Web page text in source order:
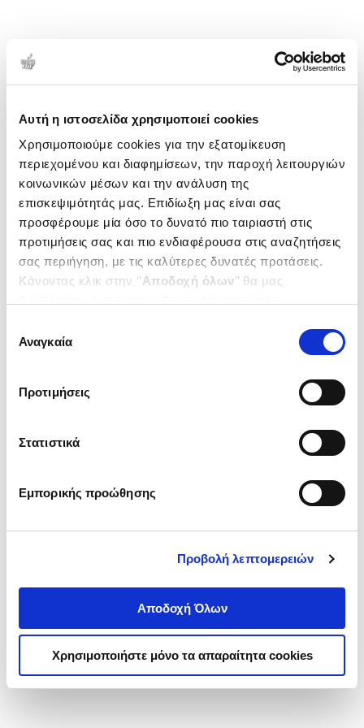
Αυτή η ιστοσελίδα χρησιμοποιεί cookies
Χρησιμοποιούμε cookies για την εξατομίκευση
περιεχομένου και διαφημίσεων, την παροχή λειτουργιών
κοινωνικών μέσων και την ανάλυση της
επισκεψιμότητάς μας. Επιδίωξη μας είναι σας
προσφέρουμε μία όσο το δυνατό πιο ταιριαστή στις
προτιμήσεις σας και πιο ενδιαφέρουσα στις αναζητήσεις
σας περιήγηση, με τις καλύτερες δυνατές προτάσεις.
Κάνοντας κλικ στην ‘’Αποδοχή όλων’’ θα μας
ενδιαφέρουν και να επιλέξετε από τα παρακάτω με την
΄΄και να ενημερωθείτε σχετικά με
συγκατάθεσης
Αναγκαία
Προτιμήσεις
Στατιστικά
Εμπορικής προώθησης
Προβολή λεπτομερειών
Αποδοχή Όλων
Χρησιμοποιήστε μόνο τα απαραίτητα cookies